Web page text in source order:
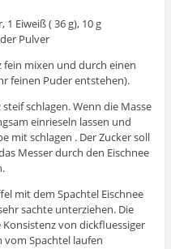
Eiweiß ( 36 g), 10 g
Pulver
mixen und durch einen
feinen Puder entstehen).
schlagen. Wenn die Masse
einrieseln lassen und
mit schlagen . Der Zucker soll
Messer durch den Eischnee
mit dem Spachtel Eischnee
sachte unterziehen. Die
von dickfluessiger
vom Spachtel laufen